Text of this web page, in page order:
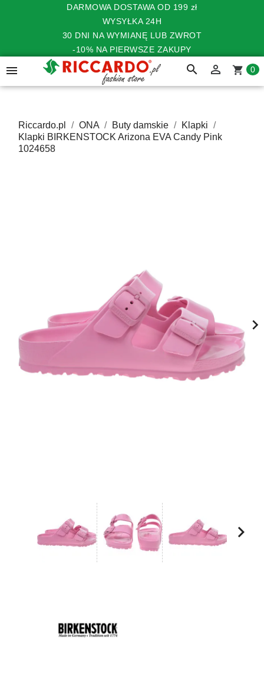
DARMOWA DOSTAWA OD 199 zł
WYSYŁKA 24H
30 DNI NA WYMIANĘ LUB ZWROT
-10% NA PIERWSZE ZAKUPY
 search  shopping_cart 0
Riccardo.pl ONA Buty damskie
Klapki
Klapki BIRKENSTOCK Arizona EVA Candy Pink
1024658
